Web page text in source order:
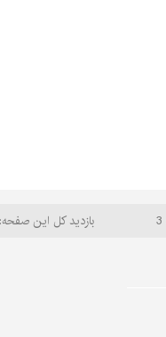
بازدید کل این صفحه: 120